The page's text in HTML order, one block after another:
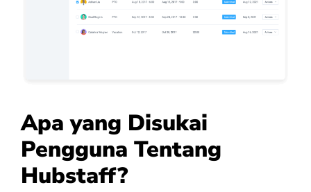
Apa yang Disukai
Pengguna Tentang
Hubstaff?